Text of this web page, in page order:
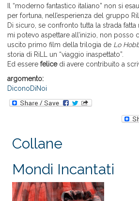
Il “moderno fantastico italiano” non si
per fortuna, nell’esperienza del gruppo
Di sicuro, se confronto tutta la strada
mi potevo aspettare all’inizio, non posso
uscito primo film della trilogia de Lo
storia di RiLL un “viaggio inaspettato”.
Ed essere felicedi avere contribuito a
argomento:
DiconoDiNoi
Collane
Mondi Incantati